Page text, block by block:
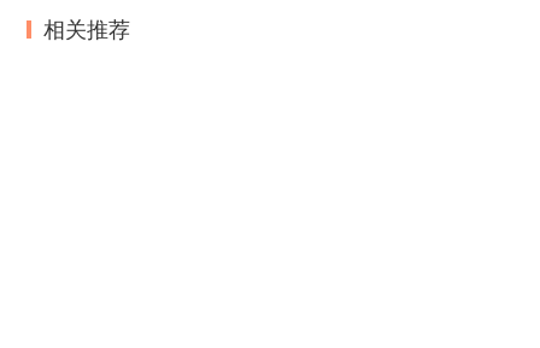
相关推荐